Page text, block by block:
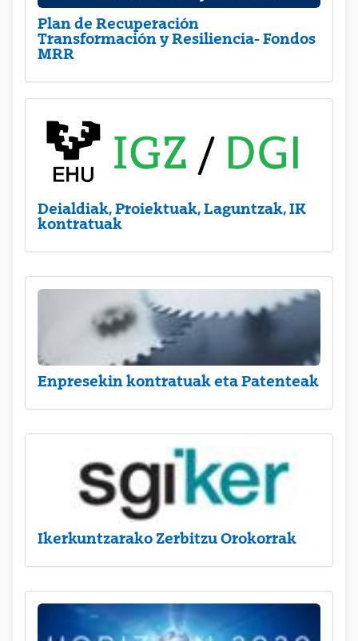
Plan de Recuperación
Transformación y Resiliencia- Fondos
MRR
Deialdiak, Proiektuak, Laguntzak, IK
kontratuak
Enpresekin kontratuak eta Patenteak
Ikerkuntzarako Zerbitzu Orokorrak